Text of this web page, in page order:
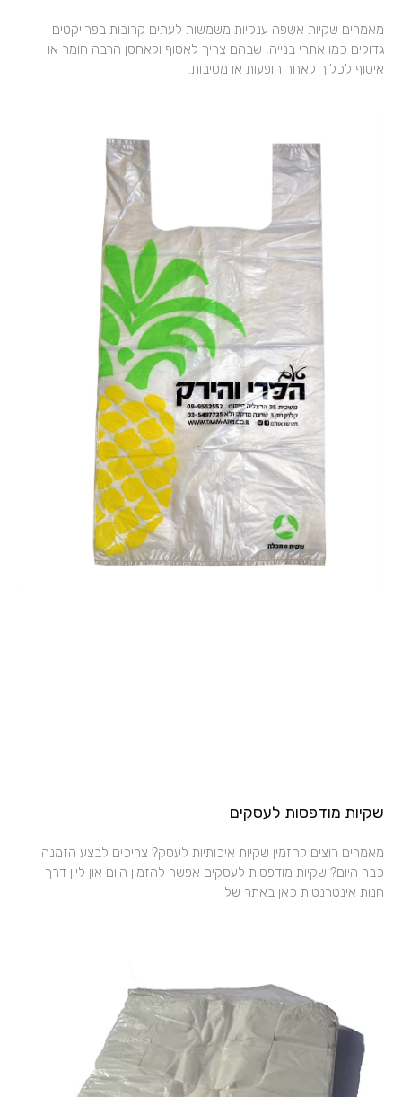
מאמרים שקיות אשפה ענקיות משמשות לעתים קרובות בפרויקטים
גדולים כמו אתרי בנייה, שבהם צריך לאסוף ולאחסן הרבה חומר או
איסוף לכלוך לאחר הופעות או מסיבות.
שקיות מודפסות לעסקים
מאמרים רוצים להזמין שקיות איכותיות לעסק? צריכים לבצע הזמנה
כבר היום? שקיות מודפסות לעסקים אפשר להזמין היום און ליין דרך
חנות אינטרנטית כאן באתר של